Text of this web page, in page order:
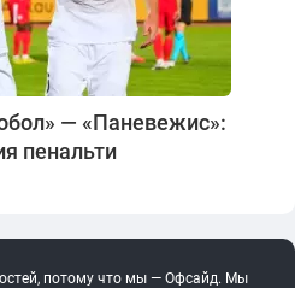
— «Паневежис»:
пенальти
потому что мы — Офсайд. Мы